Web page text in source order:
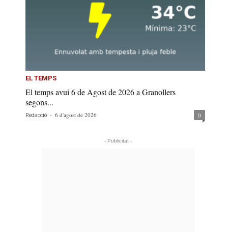
EL TEMPS
El temps avui 6 de Agost de 2026 a Granollers
segons...
Redacció - 6 d'agost de 2026 0
- Publicitat -